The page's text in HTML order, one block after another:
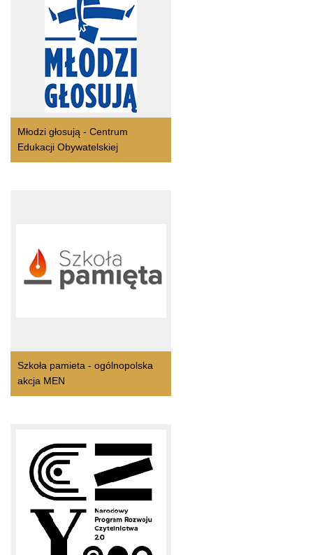
Młodzi głosują - Centrum
Edukacji Obywatelskiej
Szkoła pamieta - ogólnopolska
akcja MEN